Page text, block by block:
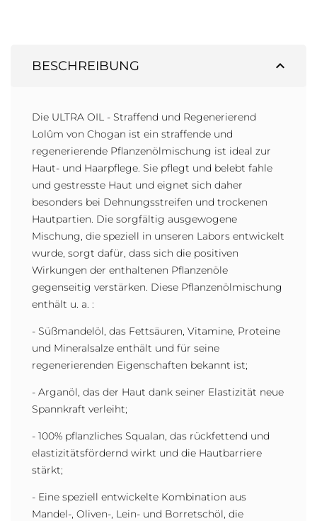
expand_less
BESCHREIBUNG
Die ULTRA OIL - Straffend und Regenerierend
Lolûm von Chogan ist ein straffende und
regenerierende Pflanzenölmischung ist ideal zur
Haut- und Haarpflege. Sie pflegt und belebt fahle
und gestresste Haut und eignet sich daher
besonders bei Dehnungsstreifen und trockenen
Hautpartien. Die sorgfältig ausgewogene
Mischung, die speziell in unseren Labors entwickelt
wurde, sorgt dafür, dass sich die positiven
Wirkungen der enthaltenen Pflanzenöle
gegenseitig verstärken. Diese Pflanzenölmischung
enthält u. a. :
- Süßmandelöl, das Fettsäuren, Vitamine, Proteine
und Mineralsalze enthält und für seine
regenerierenden Eigenschaften bekannt ist;
- Arganöl, das der Haut dank seiner Elastizität neue
Spannkraft verleiht;
- 100% pflanzliches Squalan, das rückfettend und
elastizitätsfördernd wirkt und die Hautbarriere
stärkt;
- Eine speziell entwickelte Kombination aus
Mandel-, Oliven-, Lein- und Borretschöl, die